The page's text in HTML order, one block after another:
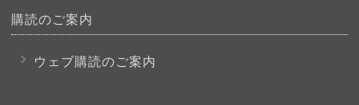
購読のご案内
ウェブ購読のご案内